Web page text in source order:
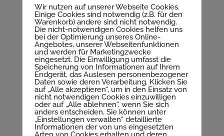
Paw Paw hilft Ihnen also, die Lösung in sich
selbst zu finden. Zusatztipp: Meditieren Sie
nach der Einnahme der australischen Blüte,
dann erhalten Sie noch leichter Antworten und
Klarheit.
Informationen leicht aufnehmen und
verarbeiten.Paw Paw ist auch bei großer
Informationsdichte angezeigt. Wenn einem
quasi der „Schädel brummt“ vor lauter
aufgenommener Informationen und neuer
Wir nutzen auf unserer Webseite Cookies.
Einige Cookies sind notwendig (z.B. für den
Warenkorb) andere sind nicht notwendig.
Die nicht-notwendigen Cookies helfen uns
bei der Optimierung unseres Online-
Angebotes, unserer Webseitenfunktionen
und werden für Marketingzwecke
eingesetzt. Die Einwilligung umfasst die
Speicherung von Informationen auf Ihrem
Endgerät, das Auslesen personenbezogener
Daten sowie deren Verarbeitung. Klicken Sie
auf „Alle akzeptieren“, um in den Einsatz von
nicht notwendigen Cookies einzuwilligen
oder auf „Alle ablehnen“, wenn Sie sich
anders entscheiden. Sie können unter
„Einstellungen verwalten“ detaillierte
Informationen der von uns eingesetzten
Arten von Cookies erhalten und deren